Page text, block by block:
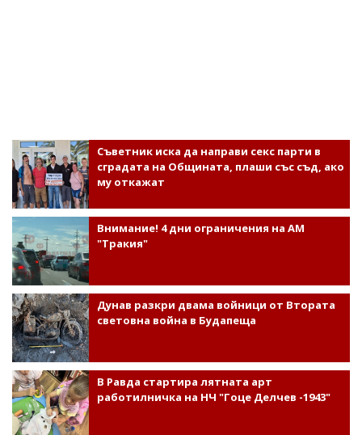
Съветник иска да направи секс парти в
сградата на Общината, плаши със съд, ако
му откажат
Внимание! 4 дни ограничения на АМ
"Тракия"
Дунав разкри двама войници от Втората
световна война в Будапеща
В Равда стартира лятната арт
работилничка на НЧ "Гоце Делчев -1943"